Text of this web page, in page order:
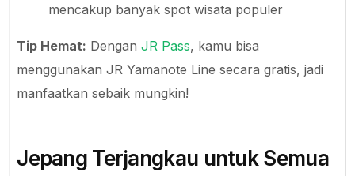
mencakup banyak spot wisata populer
Tip Hemat: DenganJR Pass, kamu bisa
menggunakan JR Yamanote Line secara gratis, jadi
manfaatkan sebaik mungkin!
Jepang Terjangkau untuk Semua